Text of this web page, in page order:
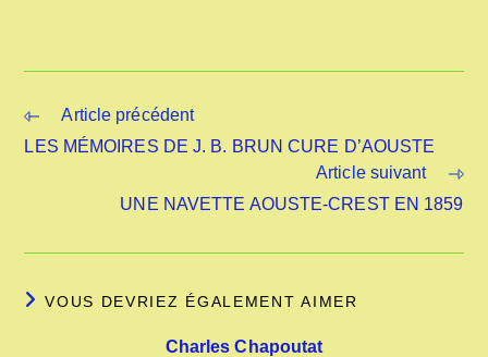
Article précédent
LES MÉMOIRES DE J. B. BRUN CURE D’AOUSTE
Article suivant
UNE NAVETTE AOUSTE-CREST EN 1859
VOUS DEVRIEZ ÉGALEMENT AIMER
Charles Chapoutat